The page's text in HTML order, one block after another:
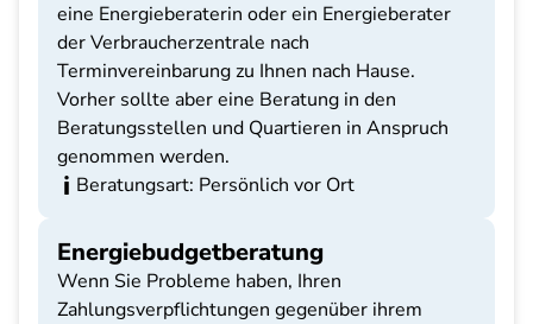
eine Energieberaterin oder ein Energieberater
der Verbraucherzentrale nach
Terminvereinbarung zu Ihnen nach Hause.
Vorher sollte aber eine Beratung in den
Beratungsstellen und Quartieren in Anspruch
genommen werden.
Beratungsart: Persönlich vor Ort
Energiebudgetberatung
Wenn Sie Probleme haben, Ihren
Zahlungsverpflichtungen gegenüber ihrem